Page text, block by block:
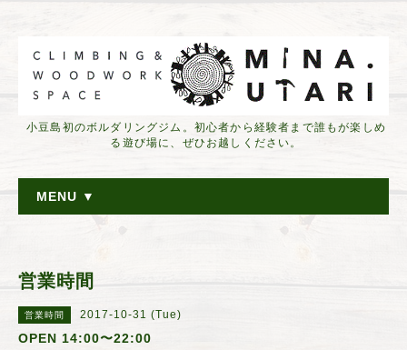
小豆島初のボルダリングジム。初心者から経験者まで誰もが楽しめ
る遊び場に、ぜひお越しください。
MENU ▼
営業時間
営業時間 2017-10-31 (Tue)
OPEN 14:00〜22:00